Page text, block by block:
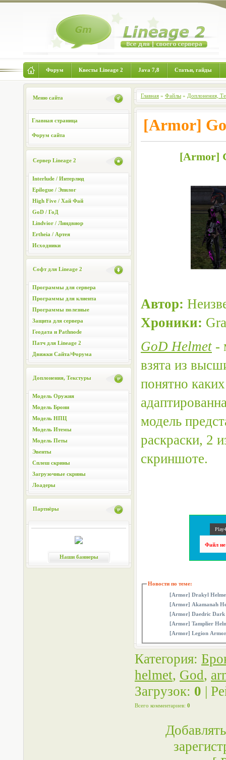
Форум Квесты Lineage 2 Java 7,8 Статьи, гайды
Меню сайта
Главная страница
Форум сайта
Сервер Lineage 2
Interlude / Интерлюд
Epilogue / Эпилог
High Five / Хай Фай
GoD / ГоД
Lindvior / Линдвиор
Ertheia / Артея
Исходники
Софт для Lineage 2
Программы для сервера
Программы для клиента
Программы полезные
Защита для сервера
Геодата и Pathnode
Патч для Lineage 2
Движки Сайта/Форума
Доплонения, Текстуры
Модель Оружия
Модель Брони
Модель НПЦ
Модель Итемы
Модель Петы
Эвенты
Сплеш скрины
Загрузочные скрины
Лоадеры
Партнёры
Наши баннеры
Главная » Файлы » Доплонения,
[Armor]
[Armor]
Автор:
Хроники:
GoD Helmet -
взята из
понятно
модель
раскраски, 2
скриншоте.
Файл не
Новости по теме:
[Armor] Drakyl
[Armor] Akamanah
[Armor] Daedric Dark
[Armor] Tamplier
[Armor] Legion
Категория:
helmet, God,
Загрузок: 0 |
Всего комментариев: 0